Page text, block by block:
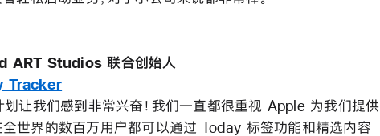
ART Studios 联合创始人
Tracker
让我们感到非常兴奋！我们一直都很重视 Apple 为我们提供
全世界的数百万用户都可以通过 Today 标签功能和精选内容